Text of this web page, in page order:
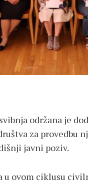
održana je
za provedbu
javni poziv.
u ovom ciklusu